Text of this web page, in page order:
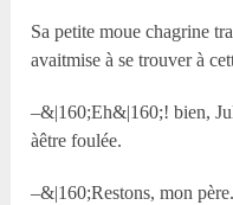
Sa petite moue chagrine
avaitmise à se trouver à
–&|160;Eh&|160;! bien,
àêtre foulée.
–&|160;Restons, mon